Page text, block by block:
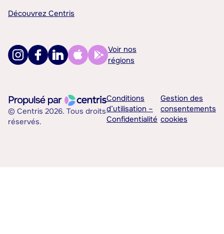
Découvrez Centris
Voir nos
régions
© Centris 2026. Tous droits
réservés.
Conditions
d’utilisation –
Confidentialité
Gestion des
consentements
cookies